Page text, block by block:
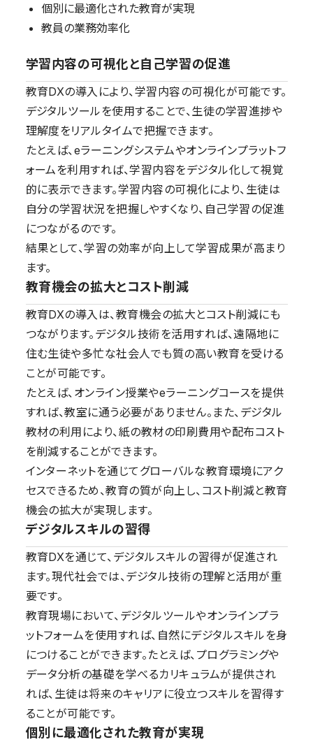
個別に最適化された教育が実現
教員の業務効率化
学習内容の可視化と自己学習の促進
教育DXの導入により、学習内容の可視化が可能です。
デジタルツールを使用することで、生徒の学習進捗や
理解度をリアルタイムで把握できます。
たとえば、eラーニングシステムやオンラインプラットフ
ォームを利用すれば、学習内容をデジタル化して視覚
的に表示できます。学習内容の可視化により、生徒は
自分の学習状況を把握しやすくなり、自己学習の促進
につながるのです。
結果として、学習の効率が向上して学習成果が高まり
ます。
教育機会の拡大とコスト削減
教育DXの導入は、教育機会の拡大とコスト削減にも
つながります。デジタル技術を活用すれば、遠隔地に
住む生徒や多忙な社会人でも質の高い教育を受ける
ことが可能です。
たとえば、オンライン授業やeラーニングコースを提供
すれば、教室に通う必要がありません。また、デジタル
教材の利用により、紙の教材の印刷費用や配布コスト
を削減することができます。
インターネットを通じてグローバルな教育環境にアク
セスできるため、教育の質が向上し、コスト削減と教育
機会の拡大が実現します。
デジタルスキルの習得
教育DXを通じて、デジタルスキルの習得が促進され
ます。現代社会では、デジタル技術の理解と活用が重
要です。
教育現場において、デジタルツールやオンラインプラ
ットフォームを使用すれば、自然にデジタルスキルを身
につけることができます。たとえば、プログラミングや
データ分析の基礎を学べるカリキュラムが提供され
れば、生徒は将来のキャリアに役立つスキルを習得す
ることが可能です。
個別に最適化された教育が実現